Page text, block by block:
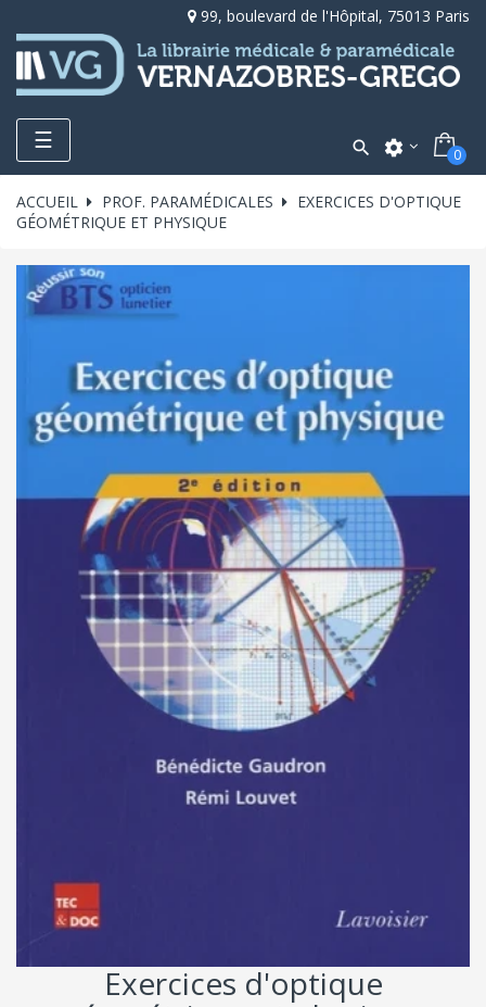
99, boulevard de l'Hôpital, 75013 Paris
Toggle
navigation
☰  settings 0
ACCUEIL PROF. PARAMÉDICALES
EXERCICES D'OPTIQUE
GÉOMÉTRIQUE ET PHYSIQUE
Exercices d'optique